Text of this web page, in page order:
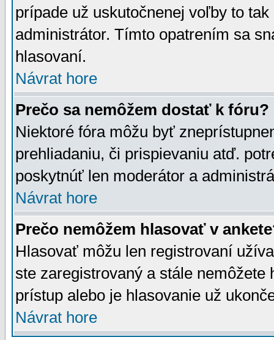
prípade už uskutočnenej voľby to
administrátor. Tímto opatrením sa
hlasovaní.
Návrat hore
Prečo sa nemôžem dostať k fóru?
Niektoré fóra môžu byť
prehliadaniu, či prispievaniu atď.
poskytnúť len moderátor a
Návrat hore
Prečo nemôžem hlasovať v
Hlasovať môžu len registrovaní
ste zaregistrovaný a stále
prístup alebo je hlasovanie už
Návrat hore